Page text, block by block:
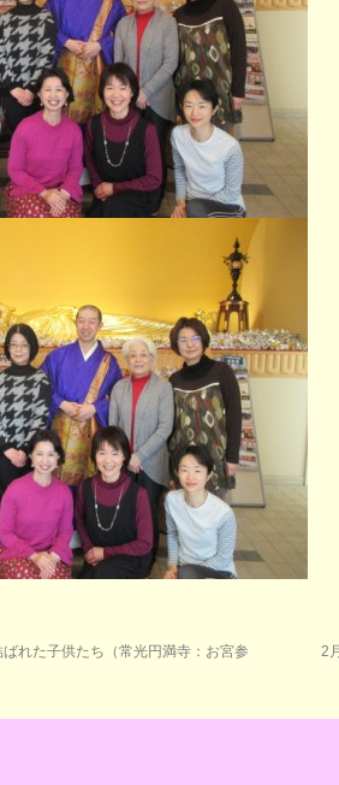
れた子供たち（常光円満寺：お宮参
2